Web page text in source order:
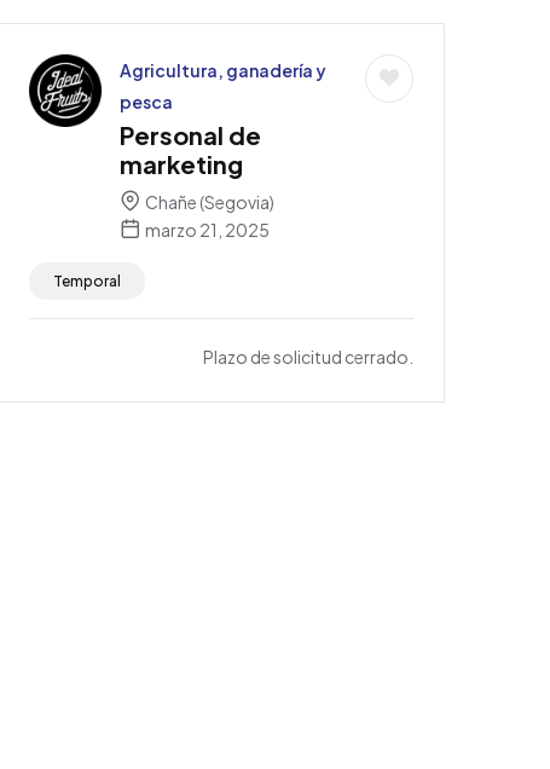
Agricultura, ganadería y
pesca
Personal de
marketing
Chañe (Segovia)
marzo 21, 2025
Temporal
Plazo de solicitud cerrado.